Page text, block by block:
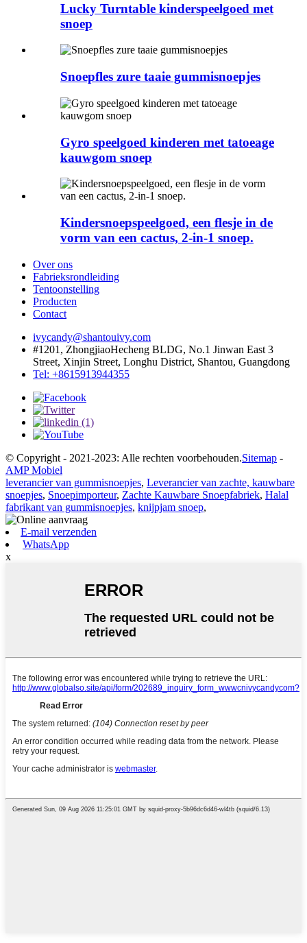
Lucky Turntable kinderspeelgoed met
snoep
Snoepfles zure taaie gummisnoepjes
Gyro speelgoed kinderen met tatoeage
kauwgom snoep
Kindersnoepspeelgoed, een flesje in de
vorm van een cactus, 2-in-1 snoep.
Over ons
Fabrieksrondleiding
Tentoonstelling
Producten
Contact
ivycandy@shantouivy.com
#1201, ZhongjiaoHecheng BLDG, No.1 Jinwan East 3
Street, Xinjin Street, Longhu District, Shantou, Guangdong
Tel: +8615913944355
© Copyright - 2021-2023: Alle rechten voorbehouden.Sitemap -
AMP Mobiel
leverancier van gummisnoepjes, Leverancier van zachte, kauwbare
snoepjes, Snoepimporteur, Zachte Kauwbare Snoepfabriek, Halal
fabrikant van gummisnoepjes, knijpjam snoep,
E-mail verzenden
WhatsApp
x